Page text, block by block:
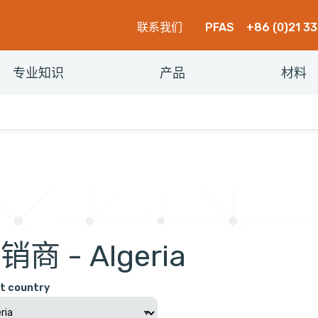
联系我们 PFAS +86 (0)21
专业知识 产品 材料
商 - Algeria
country